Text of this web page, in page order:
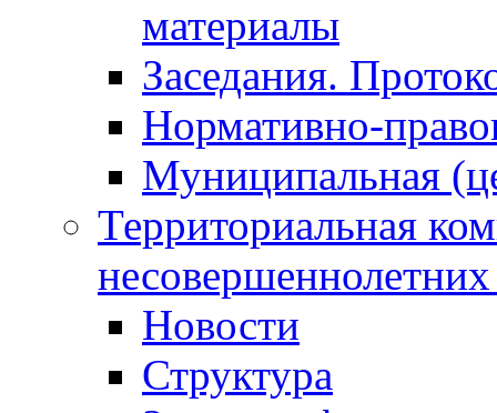
материалы
Заседания.
Нормативно-
Муниципальная
Территориальная
Новости
Структура